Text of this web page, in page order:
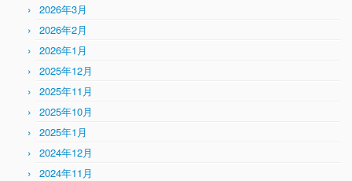
2026年3月
2026年2月
2026年1月
2025年12月
2025年11月
2025年10月
2025年1月
2024年12月
2024年11月